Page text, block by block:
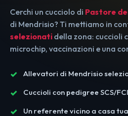
Cerchi un cucciolo di Pastore
di Mendrisio? Ti mettiamo in
selezionati della zona: cuccioli
microchip, vaccinazioni e una
Allevatori di Mendrisio
Cuccioli con pedigree SCS/FCI
Un referente vicino a casa tua